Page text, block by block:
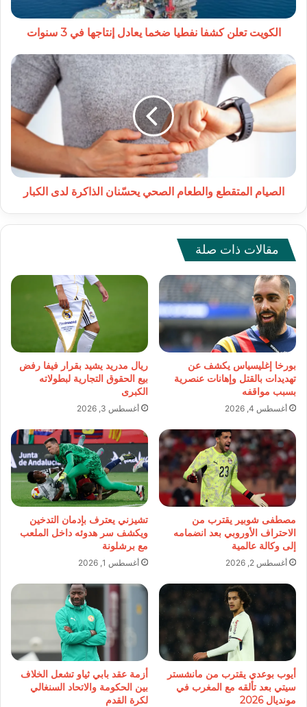
3
سنواتالكويت تعلن كشفا نفطيا ضخما يعادل إنتاجها في 3 سنوات
الصيام
المتقطع
والطعام
الصحي
الذاكرة
الصيام المتقطع والطعام الصحي يحسّنان الذاكرة لدى الكبار
مقالات ذات صلة
بورخا إغليسياس يكشف عن
تهديدات بالقتل وإهانات عنصرية
بسبب مواقفه
أغسطس 4, 2026
ريال مدريد يشيد بقرار فيفا رفض
بيع الحقوق التجارية لبطولاته
الكبرى
أغسطس 3, 2026
مصطفى شوبير يقترب من
الاحتراف الأوروبي بعد انضمامه
إلى وكالة عالمية
أغسطس 2, 2026
تشيزني يعترف بإدمان التدخين
ويكشف سر هدوئه داخل الملعب
مع برشلونة
أغسطس 1, 2026
أيوب بوعدي يقترب من مانشستر
سيتي بعد تألقه مع المغرب في
مونديال 2026
أزمة عقد بابي ثياو تشعل الخلاف
بين الحكومة والاتحاد السنغالي
لكرة القدم